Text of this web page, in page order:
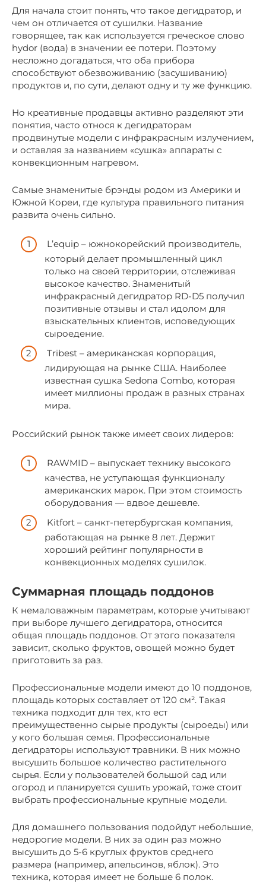
Для начала стоит понять, что такое дегидратор, и
чем он отличается от сушилки. Название
говорящее, так как используется греческое слово
hydor (вода) в значении ее потери. Поэтому
несложно догадаться, что оба прибора
способствуют обезвоживанию (засушиванию)
продуктов и, по сути, делают одну и ту же функцию.
Но креативные продавцы активно разделяют эти
понятия, часто относя к дегидраторам
продвинутые модели с инфракрасным излучением,
и оставляя за названием «сушка» аппараты с
конвекционным нагревом.
Самые знаменитые брэнды родом из Америки и
Южной Кореи, где культура правильного питания
развита очень сильно.
L’equip – южнокорейский производитель,
который делает промышленный цикл
только на своей территории, отслеживая
высокое качество. Знаменитый
инфракрасный дегидратор RD-D5 получил
позитивные отзывы и стал идолом для
взыскательных клиентов, исповедующих
сыроедение.
Tribest – американская корпорация,
лидирующая на рынке США. Наиболее
известная сушка Sedona Combo, которая
имеет миллионы продаж в разных странах
мира.
Российский рынок также имеет своих лидеров:
RAWMID – выпускает технику высокого
качества, не уступающая функционалу
американских марок. При этом стоимость
оборудования — вдвое дешевле.
Kitfort – санкт-петербургская компания,
работающая на рынке 8 лет. Держит
хороший рейтинг популярности в
конвекционных моделях сушилок.
Суммарная площадь поддонов
К немаловажным параметрам, которые учитывают
при выборе лучшего дегидратора, относится
общая площадь поддонов. От этого показателя
зависит, сколько фруктов, овощей можно будет
приготовить за раз.
Профессиональные модели имеют до 10 поддонов,
площадь которых составляет от 120 см². Такая
техника подходит для тех, кто ест
преимущественно сырые продукты (сыроеды) или
у кого большая семья. Профессиональные
дегидраторы используют травники. В них можно
высушить большое количество растительного
сырья. Если у пользователей большой сад или
огород и планируется сушить урожай, тоже стоит
выбрать профессиональные крупные модели.
Для домашнего пользования подойдут небольшие,
недорогие модели. В них за один раз можно
высушить до 5-6 круглых фруктов среднего
размера (например, апельсинов, яблок). Это
техника, которая имеет не больше 6 полок.